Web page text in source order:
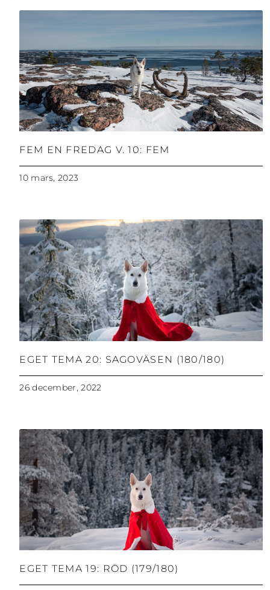
FEM EN FREDAG V. 10: FEM
10 mars, 2023
EGET TEMA 20: SAGOVÄSEN (180/180)
26 december, 2022
EGET TEMA 19: RÖD (179/180)